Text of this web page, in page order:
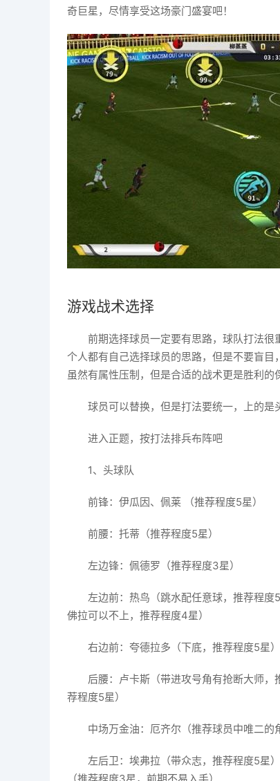
奇巨星，尽情享受这场豪门盛宴吧！
游戏战术选择
前期选择球员一定要有思路，球队打法
个人都有自己选择球员的思路，但是不要盲
虽然有属性压制，但是合适的战术更是胜利的
球员可以替换，但是打法要统一，上的
进入正题，按打法排兵布阵吧
1、头球队
前锋：伊瓜因、佩莱 （推荐程度5星）
前腰：托蒂（推荐程度5星）
左边锋：佩德罗（推荐程度3星）
左边前：热鸟（跳水配任意球，推荐程
佛拉可以不上，推荐程度4星）
右边前：夸德拉多（下底，推荐程度5星
后腰：卢卡斯（带进攻号角有抢断大师
荐程度5星）
中场万金油：厄齐尔（推荐球员中唯二的
左后卫：埃弗拉（带众志，推荐程度5星